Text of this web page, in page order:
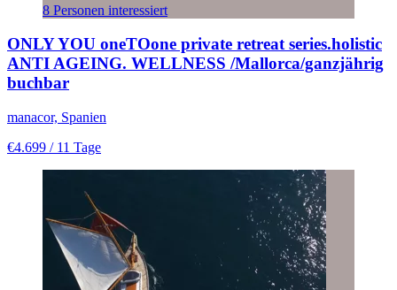
8 Personen interessiert
ONLY YOU oneTOone private retreat series.holistic
ANTI AGEING. WELLNESS /Mallorca/ganzjährig
buchbar
manacor, Spanien
€4.699 / 11 Tage